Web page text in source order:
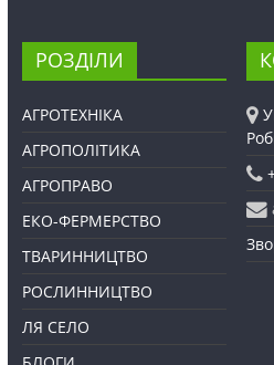
РОЗДІЛИ
АГРОТЕХНІКА
АГРОПОЛІТИКА
АГРОПРАВО
ЕКО-ФЕРМЕРСТВО
ТВАРИННИЦТВО
РОСЛИННИЦТВО
ЛЯ СЕЛО